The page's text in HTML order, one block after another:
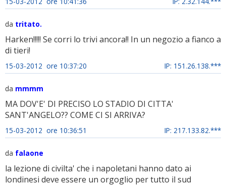
da tritato.
Harken!!!!! Se corri lo trivi ancora!! In un negozio a fianco a
di tieri!
15-03-2012 ore 10:37:20 IP: 151.26.138.***
da mmmm
MA DOV'E' DI PRECISO LO STADIO DI CITTA'
SANT'ANGELO?? COME CI SI ARRIVA?
15-03-2012 ore 10:36:51 IP: 217.133.82.***
da falaone
la lezione di civilta' che i napoletani hanno dato ai
londinesi deve essere un orgoglio per tutto il sud